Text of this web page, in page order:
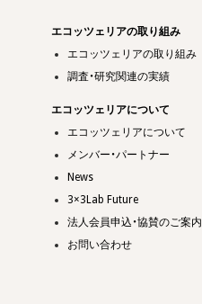
エコッツェリアの取り組み
エコッツェリアの取り組み
調査・研究関連の実績
エコッツェリアについて
エコッツェリアについて
メンバー・パートナー
News
3×3Lab Future
法人会員申込・協賛のご案内
お問い合わせ